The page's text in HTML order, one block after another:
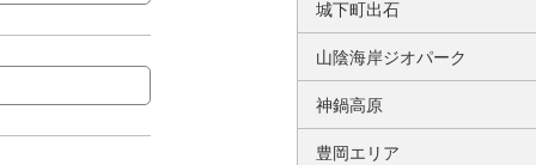
城下町出石
山陰海岸ジオパーク
神鍋高原
豊岡エリア